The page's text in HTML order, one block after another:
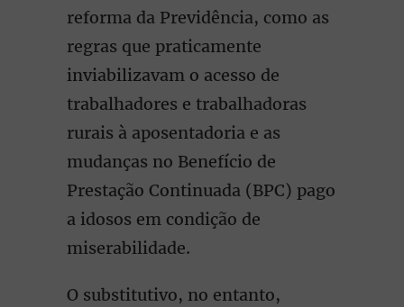
reforma da Previdência, como as
regras que praticamente
inviabilizavam o acesso de
trabalhadores e trabalhadoras
rurais à aposentadoria e as
mudanças no Benefício de
Prestação Continuada (BPC) pago
a idosos em condição de
miserabilidade.
O substitutivo, no entanto,